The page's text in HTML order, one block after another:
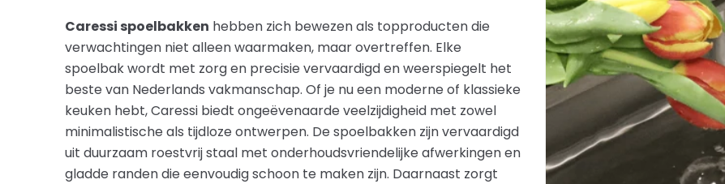
Caressi spoelbakken hebben zich bewezen als topproducten die
verwachtingen niet alleen waarmaken, maar overtreffen. Elke
spoelbak wordt met zorg en precisie vervaardigd en weerspiegelt het
beste van Nederlands vakmanschap. Of je nu een moderne of klassieke
keuken hebt, Caressi biedt ongeëvenaarde veelzijdigheid met zowel
minimalistische als tijdloze ontwerpen. De spoelbakken zijn vervaardigd
uit duurzaam roestvrij staal met onderhoudsvriendelijke afwerkingen en
gladde randen die eenvoudig schoon te maken zijn. Daarnaast zorgt